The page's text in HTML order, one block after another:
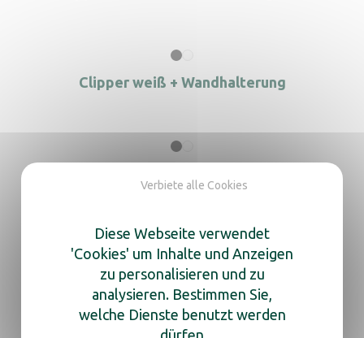
Clipper weiß + Wandhalterung
Haartrockner Clipper schwarz +
Sockelstütze
Diese Webseite verwendet
'Cookies' um Inhalte und Anzeigen
zu personalisieren und zu
analysieren. Bestimmen Sie,
welche Dienste benutzt werden
dürfen
Verbiete alle Cookies